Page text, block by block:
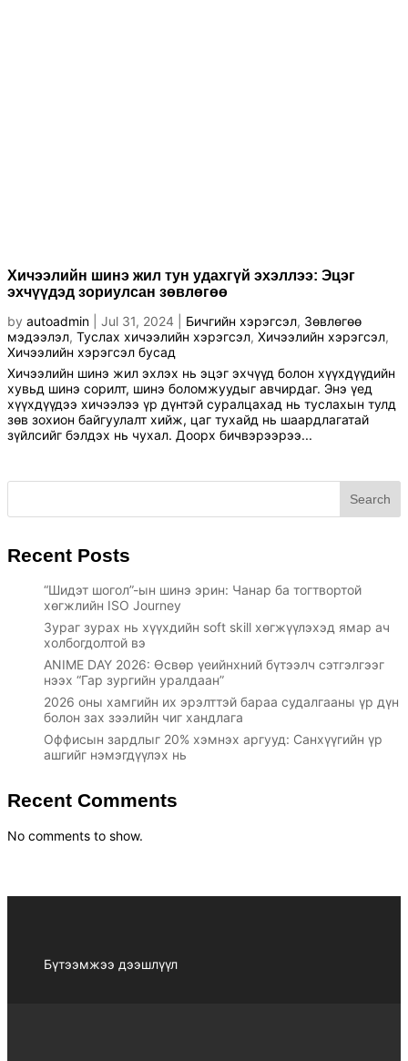
Хичээлийн шинэ жил тун удахгүй эхэллээ: Эцэг
эхчүүдэд зориулсан зөвлөгөө
by autoadmin Jul 31, 2024 Бичгийн хэрэгсэл, Зөвлөгөө
мэдээлэл, Туслах хичээлийн хэрэгсэл, Хичээлийн хэрэгсэл,
Хичээлийн хэрэгсэл бусад
Хичээлийн шинэ жил эхлэх нь эцэг эхчүүд болон хүүхдүүдийн
хувьд шинэ сорилт, шинэ боломжуудыг авчирдаг. Энэ үед
хүүхдүүдээ хичээлээ үр дүнтэй суралцахад нь туслахын тулд
зөв зохион байгуулалт хийж, цаг тухайд нь шаардлагатай
зүйлсийг бэлдэх нь чухал. Доорх бичвэрээрээ...
Search
Recent Posts
“Шидэт шогол”-ын шинэ эрин: Чанар ба тогтвортой
хөгжлийн ISO Journey
Зураг зурах нь хүүхдийн soft skill хөгжүүлэхэд ямар ач
холбогдолтой вэ
ANIME DAY 2026: Өсвөр үеийнхний бүтээлч сэтгэлгээг
нээх “Гар зургийн уралдаан”
2026 оны хамгийн их эрэлттэй бараа судалгааны үр дүн
болон зах зээлийн чиг хандлага
Оффисын зардлыг 20% хэмнэх аргууд: Санхүүгийн үр
ашгийг нэмэгдүүлэх нь
Recent Comments
No comments to show.
Бүтээмжээ дээшлүүл